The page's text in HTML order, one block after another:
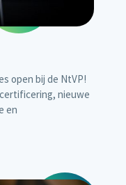
open bij de NtVP!
nieuwe
en